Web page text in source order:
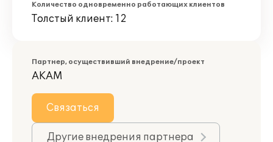
Количество одновременно работающих клиентов
Толстый клиент: 12
Партнер, осуществивший внедрение/проект
АКАМ
Связаться
Другие внедрения партнера